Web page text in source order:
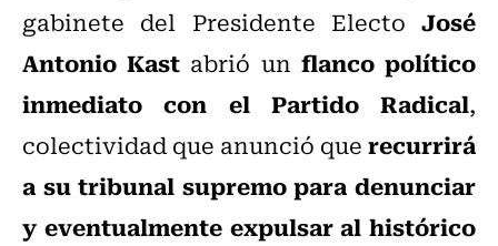
gabinete del Presidente Electo José
Antonio Kast abrió un flanco político
inmediato con el Partido Radical,
colectividad que anunció querecurrirá
a su tribunal supremo para denunciar
y eventualmente expulsar al histórico